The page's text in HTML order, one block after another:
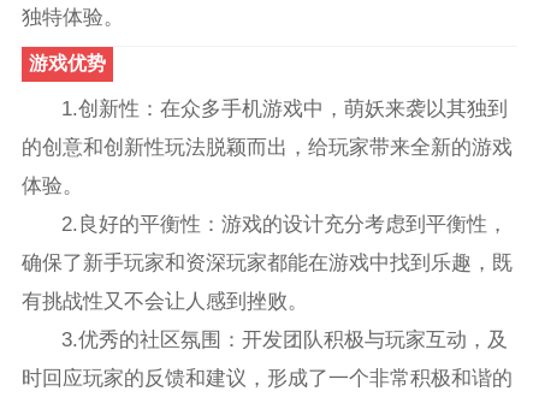
独特体验。
游戏优势
1.创新性：在众多手机游戏中，萌妖来袭以其独到
的创意和创新性玩法脱颖而出，给玩家带来全新的游戏
体验。
2.良好的平衡性：游戏的设计充分考虑到平衡性，
确保了新手玩家和资深玩家都能在游戏中找到乐趣，既
有挑战性又不会让人感到挫败。
3.优秀的社区氛围：开发团队积极与玩家互动，及
时回应玩家的反馈和建议，形成了一个非常积极和谐的